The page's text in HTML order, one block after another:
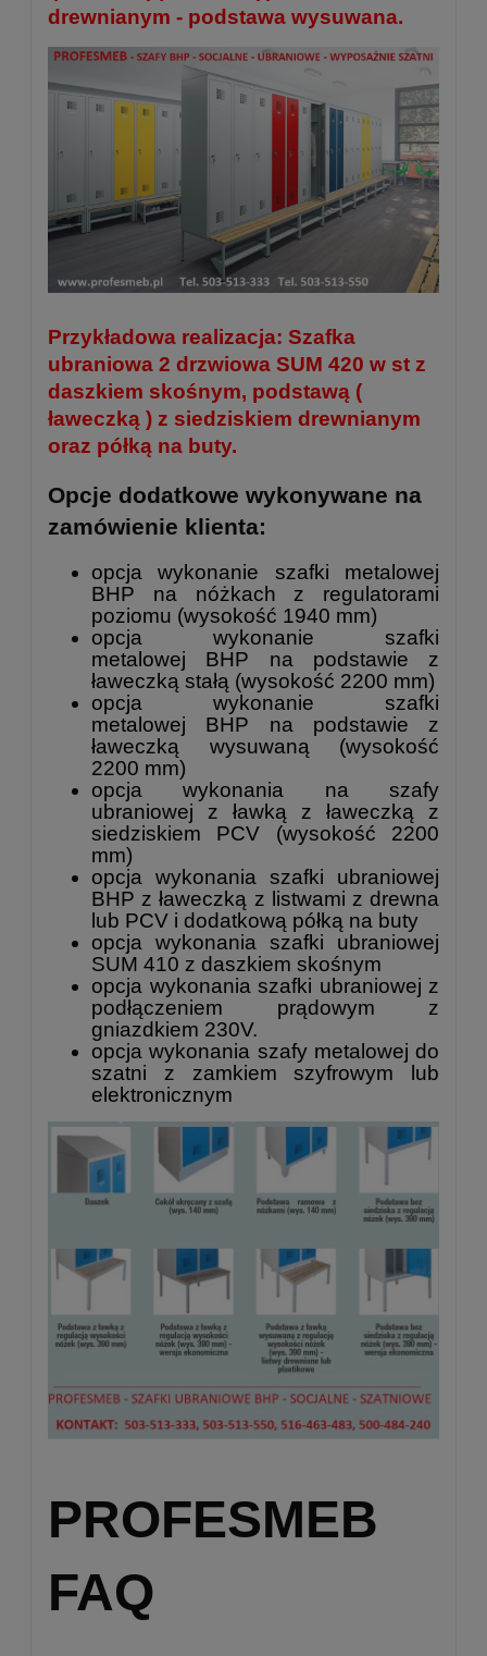
drewnianym - podstawa wysuwana.
Przykładowa realizacja: Szafka
ubraniowa 2 drzwiowa SUM 420 w st z
daszkiem skośnym, podstawą (
ławeczką ) z siedziskiem drewnianym
oraz półką na buty.
Opcje dodatkowe wykonywane na
zamówienie klienta:
opcja wykonanie szafki metalowej
BHP na nóżkach z regulatorami
poziomu (wysokość 1940 mm)
opcja wykonanie szafki
metalowej BHP na podstawie z
ławeczką stałą (wysokość 2200 mm)
opcja wykonanie szafki
metalowej BHP na podstawie z
ławeczką wysuwaną (wysokość
2200 mm)
opcja wykonania na szafy
ubraniowej z ławką z ławeczką z
siedziskiem PCV (wysokość 2200
mm)
opcja wykonania szafki ubraniowej
BHP z ławeczką z listwami z drewna
lub PCV i dodatkową półką na buty
opcja wykonania szafki ubraniowej
SUM 410 z daszkiem skośnym
opcja wykonania szafki ubraniowej z
podłączeniem prądowym z
gniazdkiem 230V.
opcja wykonania szafy metalowej do
szatni z zamkiem szyfrowym lub
elektronicznym
PROFESMEB
FAQ